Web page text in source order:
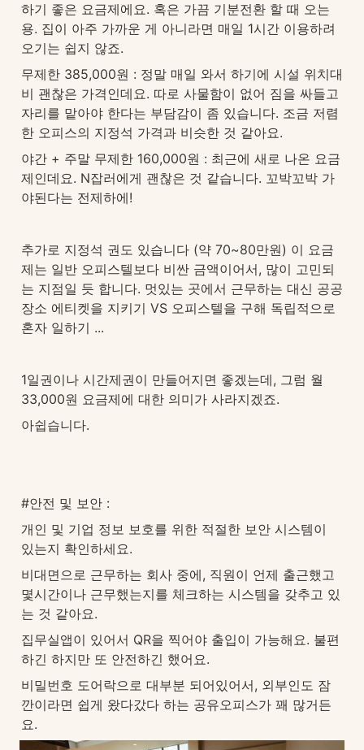
하기 좋은 요금제에요. 혹은 가끔 기분전환 할 때 오는
용. 집이 아주 가까운 게 아니라면 매일 1시간 이용하려
오기는 쉽지 않죠.
무제한 385,000원 : 정말 매일 와서 하기에 시설 위치대
비 괜찮은 가격인데요. 따로 사물함이 없어 짐을 싸들고
자리를 맡아야 한다는 부담감이 좀 있습니다. 조금 저렴
한 오피스의 지정석 가격과 비슷한 것 같아요.
야간 + 주말 무제한 160,000원 : 최근에 새로 나온 요금
제인데요. N잡러에게 괜찮은 것 같습니다. 꼬박꼬박 가
야된다는 전제하에!
추가로 지정석 권도 있습니다 (약 70~80만원) 이 요금
제는 일반 오피스텔보다 비싼 금액이어서, 많이 고민되
는 지점일 듯 합니다. 멋있는 곳에서 근무하는 대신 공공
장소 에티켓을 지키기 VS 오피스텔을 구해 독립적으로
혼자 일하기 ...
1일권이나 시간제권이 만들어지면 좋겠는데, 그럼 월
33,000원 요금제에 대한 의미가 사라지겠죠.
아쉽습니다.
#안전 및 보안 :
개인 및 기업 정보 보호를 위한 적절한 보안 시스템이
있는지 확인하세요.
비대면으로 근무하는 회사 중에, 직원이 언제 출근했고
몇시간이나 근무했는지를 체크하는 시스템을 갖추고 있
는 것 같아요.
집무실앱이 있어서 QR을 찍어야 출입이 가능해요. 불편
하긴 하지만 또 안전하긴 했어요.
비밀번호 도어락으로 대부분 되어있어서, 외부인도 잠
깐이라면 쉽게 왔다갔다 하는 공유오피스가 꽤 많거든
요.